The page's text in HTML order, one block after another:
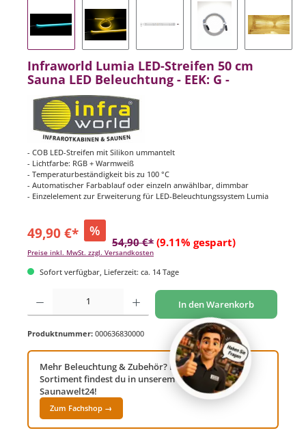
Infraworld Lumia LED-Streifen 50 cm
Sauna LED Beleuchtung - EEK: G -
- COB LED-Streifen mit Silikon ummantelt
- Lichtfarbe: RGB + Warmweiß
- Temperaturbeständigkeit bis zu 100 °C
- Automatischer Farbablauf oder einzeln anwählbar, dimmbar
- Einzelelement zur Erweiterung für LED-Beleuchtungssystem Lumia
49,90 €* %
54,90 €* (9.11% gespart)
Preise inkl. MwSt. zzgl. Versandkosten
Sofort verfügbar, Lieferzeit: ca. 14 Tage
Produkt Anzahl: Gib den gewünschten Wert ein oder benutze die Schaltflächen um
In den Warenkorb
Produktnummer: 000636830000
Mehr Beleuchtung & Zubehör? Das komplette
Sortiment findest du in unserem Fachshop
Saunawelt24!
Zum Fachshop →